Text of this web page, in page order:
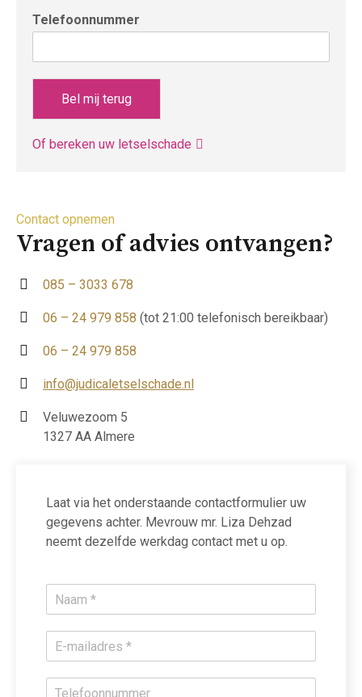
Telefoonnummer
Bel mij terug
Of bereken uw letselschade
Contact opnemen
Vragen of advies ontvangen?
085 – 3033 678
06 – 24 979 858 (tot 21:00 telefonisch bereikbaar)
06 – 24 979 858
info@judicaletselschade.nl
Veluwezoom 5
1327 AA Almere
Laat via het onderstaande contactformulier uw
gegevens achter. Mevrouw mr. Liza Dehzad
neemt dezelfde werkdag contact met u op.